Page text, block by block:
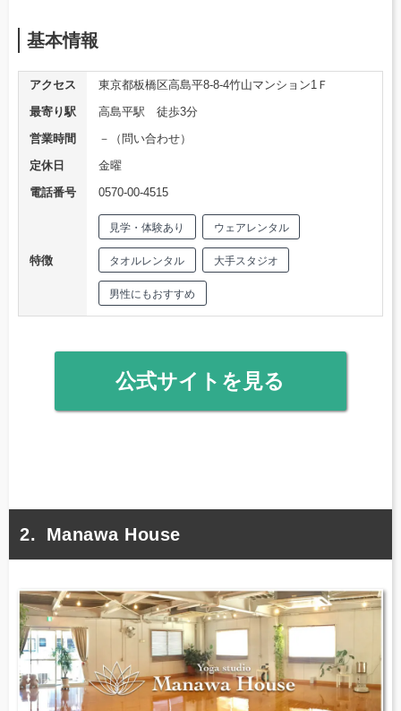
基本情報
アクセス
東京都板橋区高島平8-8-4竹山マンション1Ｆ
最寄り駅
高島平駅 徒歩3分
営業時間
－（問い合わせ）
定休日
金曜
電話番号
0570-00-4515
特徴
見学・体験あり ウェアレンタル
タオルレンタル 大手スタジオ
男性にもおすすめ
公式サイトを見る
Manawa House